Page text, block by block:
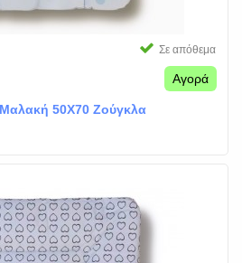
Σε απόθεμα
Αγορά
Μαλακή 50Χ70 Ζούγκλα